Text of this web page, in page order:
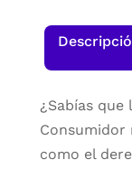
¿Sabías que
Consumidor
como el